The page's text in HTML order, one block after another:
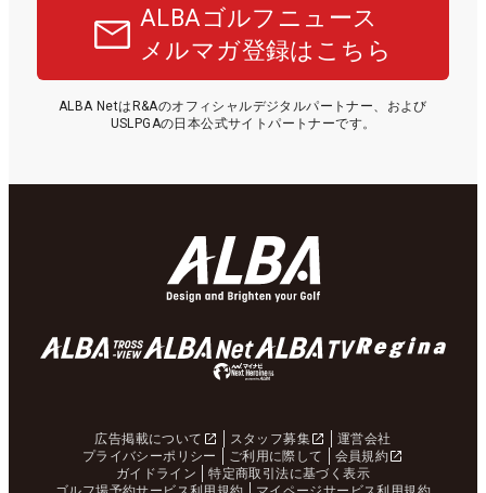
ALBAゴルフニュース
メルマガ登録はこちら
ALBA NetはR&Aのオフィシャルデジタルパートナー、および
USLPGAの日本公式サイトパートナーです。
広告掲載について スタッフ募集
運営会社
プライバシーポリシー
ご利用に際して
会員規約
ガイドライン
特定商取引法に基づく表示